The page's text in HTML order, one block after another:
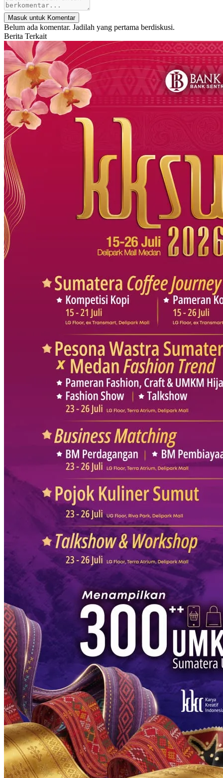
Masuk untuk Komentar
Belum ada komentar. Jadilah yang pertama berdiskusi.
Berita Terkait